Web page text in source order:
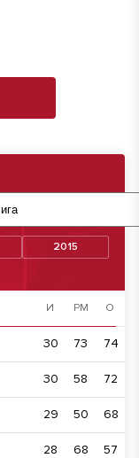
2015
И РМ О
30 73 74
30 58 72
29 50 68
28 68 57